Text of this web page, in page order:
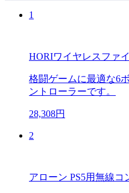
1
HORIワイヤレスファ
格闘ゲームに最適な6
ントローラーです。
28,308円
2
アローン PS5用無線コ